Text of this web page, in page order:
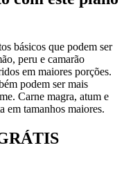
básicos que podem ser
peru e camarão
em maiores porções.
podem ser mais
Carne magra, atum e
em tamanhos maiores.